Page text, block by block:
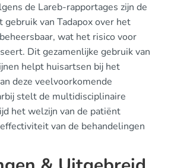
de Lareb-rapportages zijn de
gebruik van Tadapox over het
wat het risico voor
Dit gezamenlijke gebruik van
helpt huisartsen bij het
deze veelvoorkomende
stelt de multidisciplinaire
het welzijn van de patiënt
van de behandelingen